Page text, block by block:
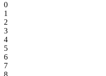
0
1
2
3
4
5
6
7
8